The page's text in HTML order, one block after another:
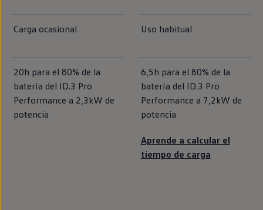
Carga ocasional Uso habitual
20h para el 80% de la
batería del ID.3 Pro
Performance a 2,3kW de
potencia
6,5h para el 80% de la
batería del ID.3 Pro
Performance a 7,2kW de
potencia
Aprende a calcular el
tiempo de carga